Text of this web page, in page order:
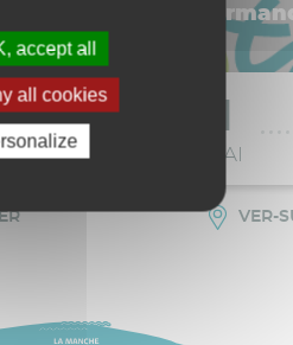
de
MAI
VER-
accept all
all cookies